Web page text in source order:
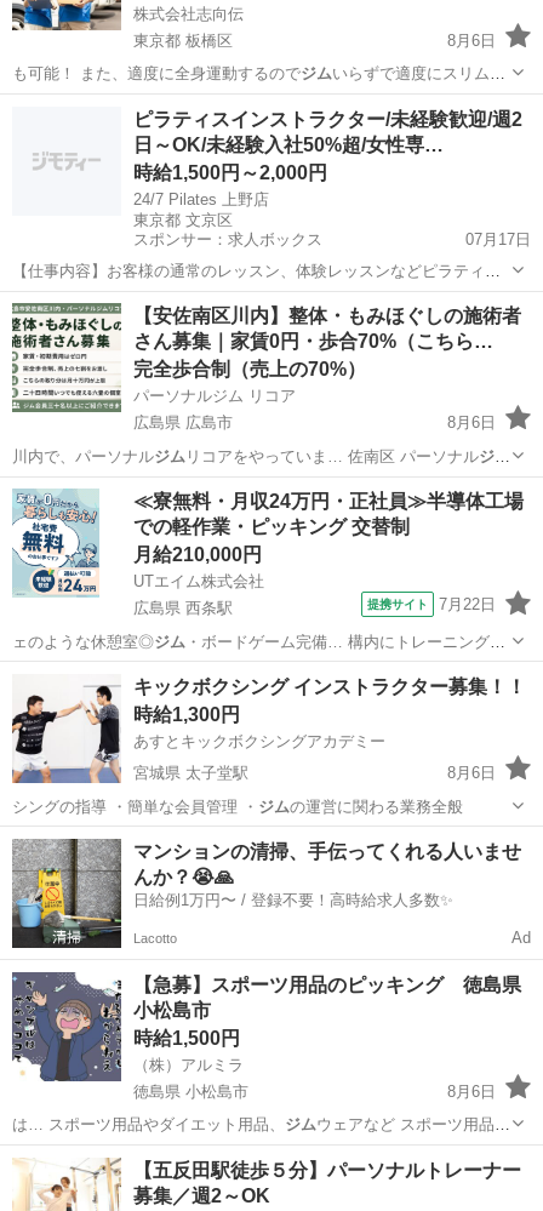
株式会社志向伝
東京都 板橋区
8月6日
も可能！ また、適度に全身運動するのでジムいらずで適度にスリムア
ップしていきます…
業務
ピラティスインストラクター/未経験歓迎/週2
日～OK/未経験入社50%超/女性専…
時給1,500円～2,000円
24/7 Pilates 上野店
東京都 文京区
スポンサー：求人ボックス
07月17日
【仕事内容】お客様の通常のレッスン、体験レッスンなどピラティス
インストラクター業務ををお任せします! <主な業務内容> ・マシンピ
ラティスのパーソナルレッスン ・お客様対応 ・清掃、入会案内などの
簡単な店舗運営業務 未経験の方もエ...
アルバイト・パート
【安佐南区川内】整体・もみほぐしの施術者
さん募集｜家賃0円・歩合70%（こちら…
完全歩合制（売上の70%）
パーソナルジム リコア
広島県 広島市
8月6日
川内で、パーソナルジム リコアをやっていま… 佐南区 パーソナルジ
ム」で検索1位のお店… せること ・現在ジムに通われている会員…
広島 広島市 リラクゼーション 個室
≪寮無料・月収24万円・正社員≫半導体工場
での軽作業・ピッキング 交替制
月給210,000円
UTエイム株式会社
広島県 西条駅
提携サイト 7月22日
ェのような休憩室◎ジム ・ボードゲーム完備… 構内にトレーニングジ
ムあり！ボードゲーム…
東広島市 西条駅 その他
キックボクシング インストラクター募集！！
時給1,300円
あすとキックボクシングアカデミー
宮城県 太子堂駅
8月6日
シングの指導 ・簡単な会員管理 ・ ジムの運営に関わる業務全般
宮城 仙台市 その他 キックボクシング
マンションの清掃、手伝ってくれる人いませ
んか？😭🙏
日給例1万円〜 / 登録不要！高時給求人多数✨
Lacotto Ad
【急募】スポーツ用品のピッキング 徳島県
小松島市
時給1,500円
（株）アルミラ
徳島県 小松島市
8月6日
は… スポーツ用品やダイエット用品、 ジムウェアなど スポーツ用品店
で取り扱う…
徳島 小松島市 倉庫 スタッフ
【五反田駅徒歩５分】パーソナルトレーナー
募集／週2～OK